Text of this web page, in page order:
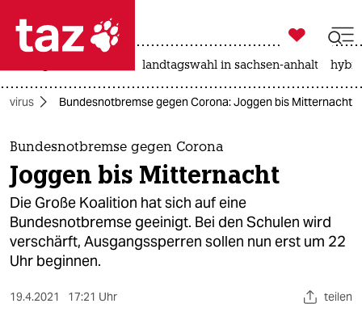
 taz zahl ich
taz zahl ich
themen
politik
öko
gesellschaft
kultur

taz zahl ich
landtagswahl in sachsen-anhalt
Bundesnotbremse gegen Corona: Joggen bis Mitternacht
Bundesnotbremse gegen Corona
Joggen bis Mitternacht
Die Große Koalition hat sich auf eine
Bundesnotbremse geeinigt. Bei den Schulen wird
verschärft, Ausgangssperren sollen nun erst um 22
Uhr beginnen.
19.4.2021 17:21 Uhr teilen